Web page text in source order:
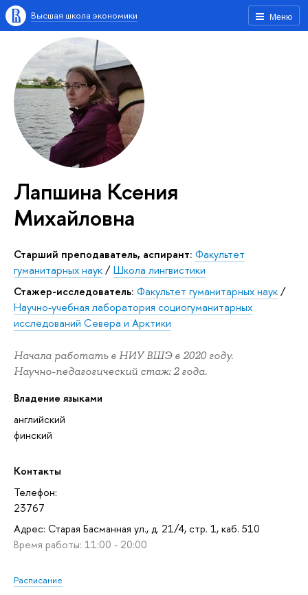
Меню
Высшая школа экономики
Лапшина Ксения
Михайловна
Старший преподаватель, аспирант: Факультет
гуманитарных наук/Школа лингвистики
Стажер-исследователь: Факультет гуманитарных наук/
Научно-учебная лаборатория социогуманитарных
исследований Севера и Арктики
Начала работать в НИУ ВШЭ в 2020 году.
Научно-педагогический стаж: 2 года.
Владение языками
английский
финский
Контакты
Телефон:
23767
Адрес: Старая Басманная ул., д. 21/4, стр. 1, каб. 510
Время работы: 11:00 - 20:00
Расписание